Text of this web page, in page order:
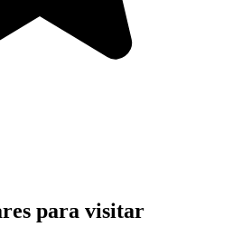
para visitar